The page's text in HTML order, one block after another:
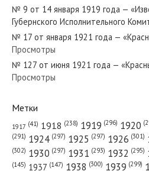
№ 176 от августа 1980 года —
№ 85 от апреля 1927 года —
№ 44 от февраля 1970 года —
№ 9 от 14 января 1919 года —
Губернского Исполнительного
№ 17 от января 1921 года —
Просмотры
№ 127 от июня 1921 года —
Просмотры
Метки
1917 (41) 1918 (238) 1919 (296) 1920
(291) 1924 (297) 1925 (297) 1926 (301)
(302) 1930 (297) 1931 (293) 1932 (295)
(145) 1937 (147) 1938 (300) 1939 (299)